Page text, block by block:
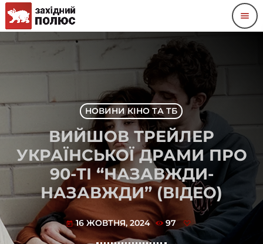
menu
НОВИНИ КІНО ТА ТБ
ВИЙШОВ ТРЕЙЛЕР
УКРАЇНСЬКОЇ ДРАМИ ПРО
90-ТІ “НАЗАВЖДИ-
НАЗАВЖДИ” (ВІДЕО)
today 16 ЖОВТНЯ, 2024 97